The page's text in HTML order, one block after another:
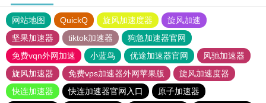
网站地图 QuickQ 旋风加速度器
旋风加速
坚果加速器
tiktok加速器
狗急加速器官网
免费vqn外网加速
小蓝鸟 优途加速器官网
风驰加速器
旋风加速器
免费vps加速器外网苹果版
旋风加速度器
快连加速器
快连加速器官网入口 原子加速器